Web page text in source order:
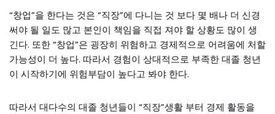
“창업”을 한다는 것은 “직장”에 다니는 것 보다 몇 배나 더 신경
써야 될 일도 많고 본인이 책임을 직접 져야 할 상황도 많이 생
긴다. 또한 “창업”은 굉장히 위험하고 경제적으로 어려움에 처할
가능성이 더 높다. 따라서 경험이 상대적으로 부족한 대졸 청년
이 시작하기에 위험부담이 높다고 봐야 한다.
따라서 대다수의 대졸 청년들이 “직장”생활 부터 경제 활동을